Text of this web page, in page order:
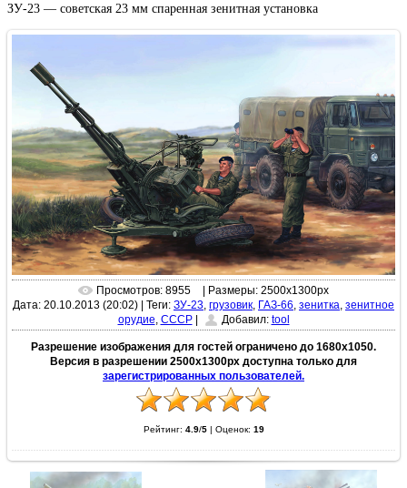
ЗУ-23 — советская 23 мм спаренная зенитная установка
Просмотров: 8955
| Размеры: 2500x1300px
Дата: 20.10.2013 (20:02) | Теги: ЗУ-23 грузовик ГАЗ-66 зенитка зенитное
орудие СССР| Добавил: tool
Разрешение изображения для гостей ограничено до 1680х1050.
Версия в разрешении 2500x1300px доступна только для
зарегистрированных пользователей.
Рейтинг: 4.9/5| Оценок: 19